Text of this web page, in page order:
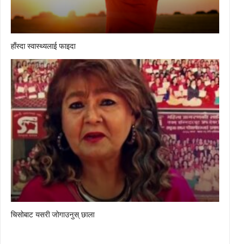
हाँस्दा स्वास्थ्यलाई फाइदा
चिसोबाट यसरी जोगाउनुस् छाला